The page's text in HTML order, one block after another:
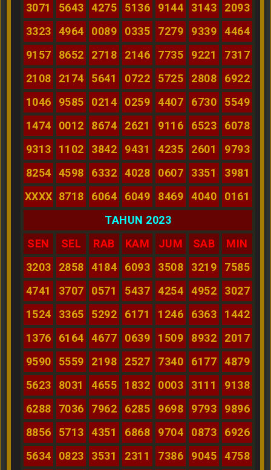
3071
5643 4275 5136 9144 3143
2093
3323
4964 0089 0335 7279 9339
4464
9157
8652 2718 2146 7735 9221
7317
2108
2174 5641 0722 5725 2808
6922
1046
9585 0214 0259 4407 6730
5549
1474
0012 8674 2621 9116 6523
6078
9313
1102 3842 9431 4235 2601
9793
8254
4598 6332 4028 0607 3351
3981
XXXX 8718 6064 6049 8469 4040
0161
TAHUN 2023
SEN
SEL RAB KAM JUM SAB
MIN
3203
2858 4184 6093 3508 3219
7585
4741
3707 0571 5437 4254 4952
3027
1524
3365 5292 6171 1246 6363
1442
1376
6164 4677 0639 1509 8932
2017
9590
5559 2198 2527 7340 6177
4879
5623
8031 4655 1832 0003 3111
9138
6288
7036 7962 6285 9698 9793
9896
8856
5713 4351 6868 9704 0873
6926
5634
0823 3531 2311 7386 9045
4758